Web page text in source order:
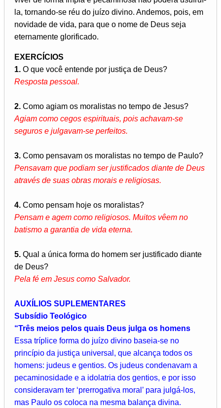
la, tornando-se réu do juízo divino. Andemos, pois, em
novidade de vida, para que o nome de Deus seja
eternamente glorificado.
EXERCÍCIOS
1. O que você entende por justiça de Deus?
Resposta pessoal.
2. Como agiam os moralistas no tempo de Jesus?
Agiam como cegos espirituais, pois achavam-se
seguros e julgavam-se perfeitos.
3. Como pensavam os moralistas no tempo de Paulo?
Pensavam que podiam ser justificados diante de Deus
através de suas obras morais e religiosas.
4. Como pensam hoje os moralistas?
Pensam e agem como religiosos. Muitos vêem no
batismo a garantia de vida eterna.
5. Qual a única forma do homem ser justificado diante
de Deus?
Pela fé em Jesus como Salvador.
AUXÍLIOS SUPLEMENTARES
Subsídio Teológico
“Três meios pelos quais Deus julga os homens
Essa tríplice forma do juízo divino baseia-se no
princípio da justiça universal, que alcança todos os
homens: judeus e gentios. Os judeus condenavam a
pecaminosidade e a idolatria dos gentios, e por isso
consideravam ter ‘prerrogativa moral’ para julgá-los,
mas Paulo os coloca na mesma balança divina.